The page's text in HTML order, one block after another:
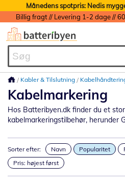
Månedens spotpris: Nedis
Kabler & Tilslutning
Kabelmarkering
Hos Batteribyen.dk finder du et
kabelmarkeringstilbehør, herunder
Sorter efter: Navn Popularitet
Pris: højest først